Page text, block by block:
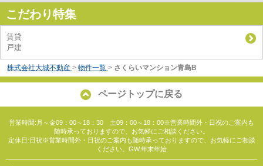
こだわり特集
賃貸
戸建
株式会社大城不動産 > 物件一覧 > さくらいマンション青島B
ページトップに戻る
営業時間:月～金09：00～18：30 土09：00～18：00※営業時間外・日祝のご案内も
随時承っておりますので、お気軽にご相談ください。
定休日:日祝※営業時間外・日祝のご案内も随時承っておりますので、お気軽にご相談
ください。GW,年末年始